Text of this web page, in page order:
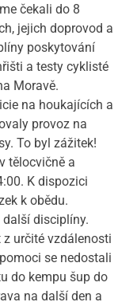
čekali do 8
jejich doprovod a
poskytování
a testy cyklisté
Moravě.
na houkajících a
provoz na
To byl zážitek!
tělocvičně a
K dispozici
k obědu.
disciplíny.
určité vzdálenosti
se nedostali
do kempu šup do
na další den a